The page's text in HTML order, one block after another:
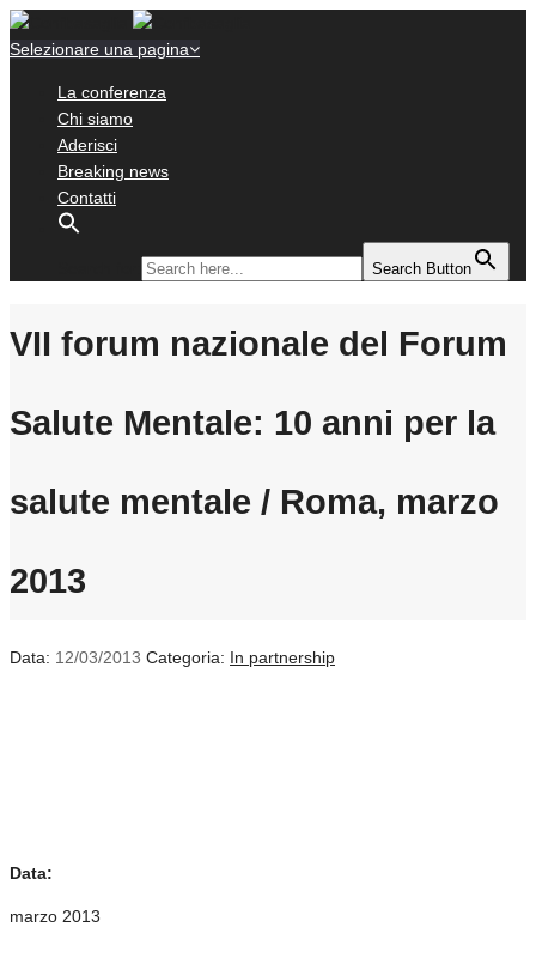
Selezionare una pagina
La conferenza
Chi siamo
Aderisci
Breaking news
Contatti
Search Button
VII forum nazionale del Forum
Salute Mentale: 10 anni per la
salute mentale / Roma, marzo
2013
Data: 12/03/2013 Categoria: In partnership
Data:
marzo 2013